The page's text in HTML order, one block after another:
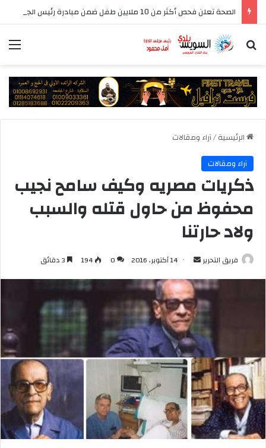
الصحة تعلن فحص أكثر من 10 ملايين طفل ضمن مبادرة رئيس الجمهورية للكشف المبكر وعلاج فقدان السمع لدى حديثي الولادة
بحث عن
الرئيسية/آراء ومقالات
آراء ومقالات
ذكريات مصريه وكيف سامح نجيب
محفوظ من حاول قتله والسبب
ولاد حارتنا
فريق التحرير
أرسل
إلكترونيا
14 أكتوبر، 2016 0
194